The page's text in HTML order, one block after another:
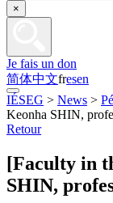
×
Je fais un don
简体中文fresen
IÉSEG > News >
Keonha SHIN,
Retour
[Faculty in
SHIN,